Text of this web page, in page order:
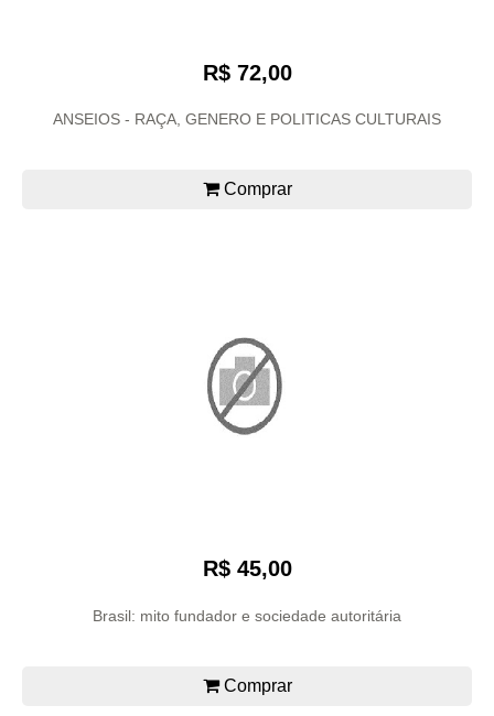
R$ 72,00
ANSEIOS - RAÇA, GENERO E POLITICAS CULTURAIS
Comprar
R$ 45,00
Brasil: mito fundador e sociedade autoritária
Comprar